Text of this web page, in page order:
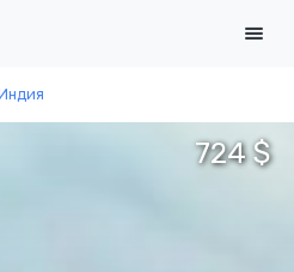
Индия
724 $